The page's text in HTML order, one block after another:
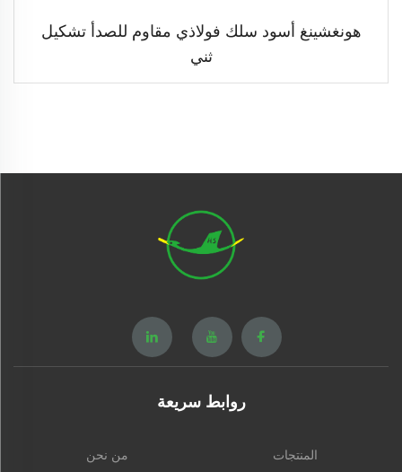
هونغشينغ أسود سلك فولاذي مقاوم للصدأ تشكيل
ثني
روابط سريعة
المنتجات من نحن